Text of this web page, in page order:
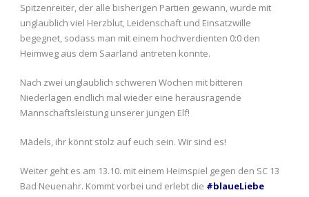
Spitzenreiter, der alle bisherigen Partien gewann, wurde mit
unglaublich viel Herzblut, Leidenschaft und Einsatzwille
begegnet, sodass man mit einem hochverdienten 0:0 den
Heimweg aus dem Saarland antreten konnte.
Nach zwei unglaublich schweren Wochen mit bitteren
Niederlagen endlich mal wieder eine herausragende
Mannschaftsleistung unserer jungen Elf!
Mädels, ihr könnt stolz auf euch sein. Wir sind es!
Weiter geht es am 13.10. mit einem Heimspiel gegen den SC 13
Bad Neuenahr. Kommt vorbei und erlebt die #blaueLiebe